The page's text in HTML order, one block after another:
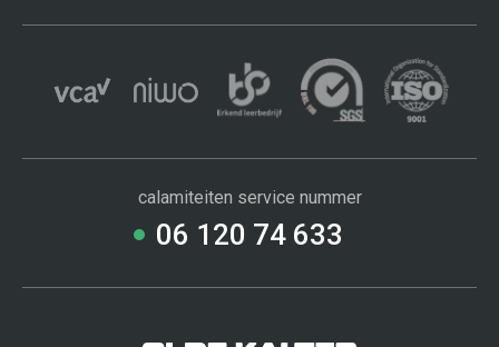
calamiteiten service nummer
06 120 74 633